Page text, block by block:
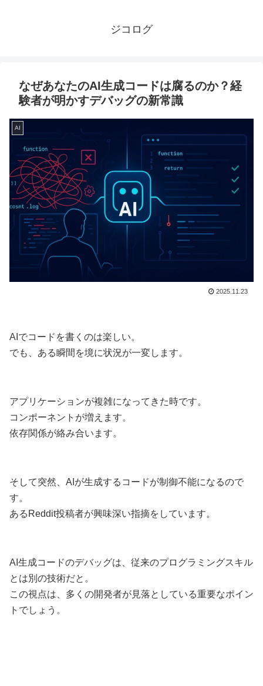
ジコログ
なぜあなたのAI生成コードは腐るのか？経
験者が明かすデバッグの新常識
AI
2025.11.23
AIでコードを書くのは楽しい。
でも、ある瞬間を境に状況が一変します。
アプリケーションが複雑になってきた時です。
コンポーネントが増えます。
依存関係が絡み合います。
そして突然、AIが生成するコードが制御不能になるので
す。
あるReddit投稿者が興味深い指摘をしています。
AI生成コードのデバッグは、従来のプログラミングスキル
とは別の技術だと。
この視点は、多くの開発者が見落としている重要なポイン
トでしょう。